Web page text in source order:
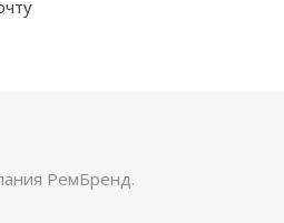
РемБренд.